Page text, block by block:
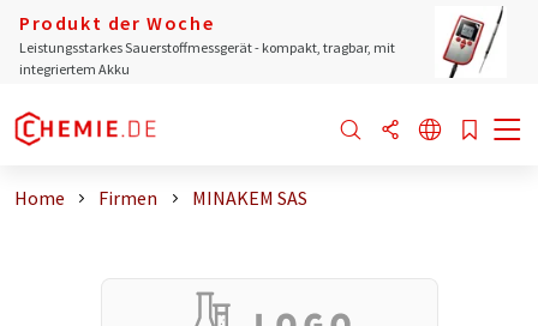
Produkt der Woche
Leistungsstarkes Sauerstoffmessgerät - kompakt, tragbar, mit
integriertem Akku
Home Firmen MINAKEM SAS